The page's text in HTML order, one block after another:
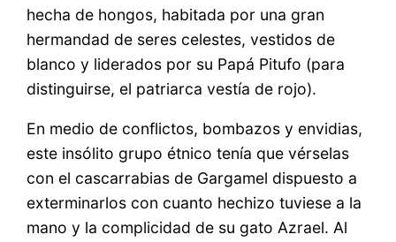
hecha de hongos, habitada por una gran
hermandad de seres celestes, vestidos de
blanco y liderados por su Papá Pitufo (para
distinguirse, el patriarca vestía de rojo).
En medio de conflictos, bombazos y envidias,
este insólito grupo étnico tenía que vérselas
con el cascarrabias de Gargamel dispuesto a
exterminarlos con cuanto hechizo tuviese a la
mano y la complicidad de su gato Azrael. Al